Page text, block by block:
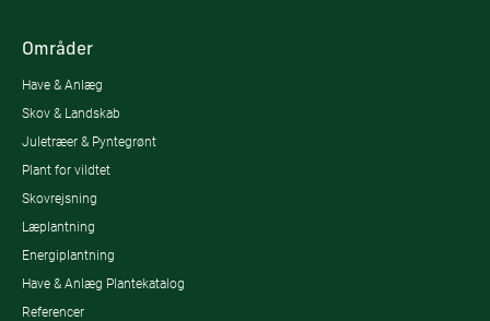
Områder
Have & Anlæg
Skov & Landskab
Juletræer & Pyntegrønt
Plant for vildtet
Skovrejsning
Læplantning
Energiplantning
Have & Anlæg Plantekatalog
Referencer